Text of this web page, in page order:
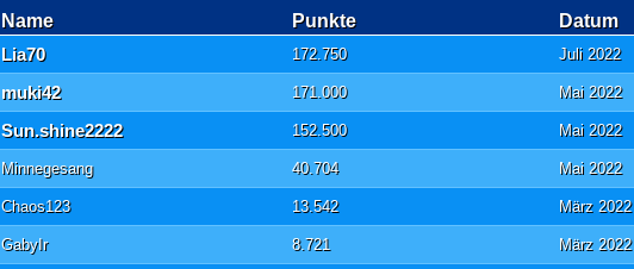
Name Punkte Datum
Lia70 172.750 Juli 2022
muki42 171.000 Mai 2022
Sun.shine2222 152.500 Mai 2022
Minnegesang 40.704 Mai 2022
Chaos123 13.542 März 2022
GabyIr 8.721 März 2022